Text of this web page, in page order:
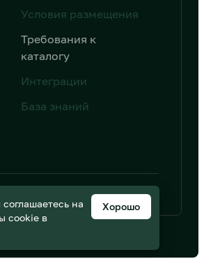
Условия размещения
Требования к
каталогу
Интеграции
База знаний
Дизайн от AIC
на
cookie в
Хорошо